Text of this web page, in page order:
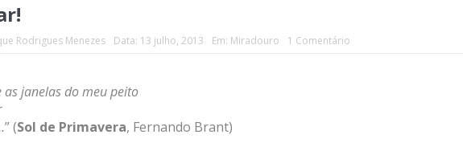
Rodrigues Menezes Data: 13 julho, 2013 Em: Miradouro 1 Comentário
janelas do meu peito
” (Sol de Primavera, Fernando Brant)